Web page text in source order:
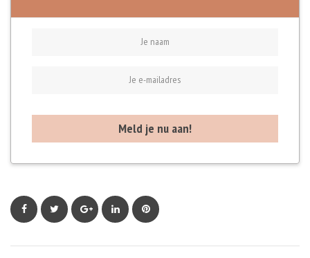
Facebook Twitter Google+ LinkedIn Pinterest